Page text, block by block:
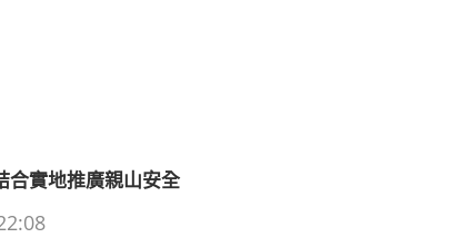
實地推廣親山安全